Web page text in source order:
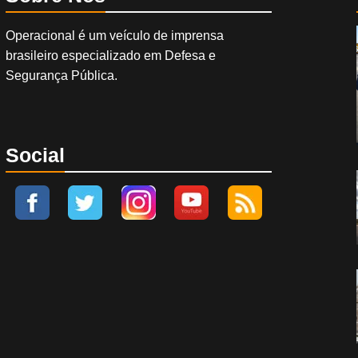
Operacional é um veículo de imprensa
brasileiro especializado em Defesa e
Segurança Pública.
Social